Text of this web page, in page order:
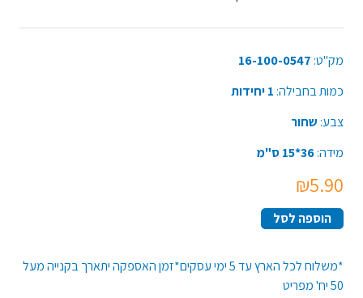
מק"ט: 16-100-0547
כמות בחבילה: 1 יחידות
צבע: שחור
מידה:36*15 ס"מ
₪5.90
הוספה לסל
*משלוח לכל הארץ עד 5 ימי עסקים*זמן האספקה יתארך בקנייה מעל
50 יח' מפריט